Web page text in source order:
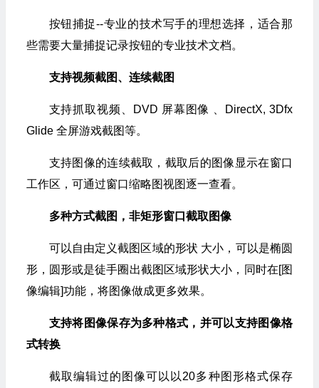
按钮捕捉--专业的技术写手的理想选择，适合那
些需要大量捕捉记录按钮的专业技术文档。
支持视频截图、连续截图
支持抓取视频、DVD 屏幕图像 、DirectX, 3Dfx
Glide 全屏游戏截图等。
支持图像的连续截取，截取后的图像显示在窗口
工作区，可通过窗口缩略图视图逐一查看。
多种方式截图，非矩形窗口截取图像
可以自由定义截图区域的形状 大小，可以是椭圆
形，圆形或是徒手圈出截图区域形状大小，同时在[图
像编辑]功能，将图像做成更多效果。
支持将图像保存为多种格式，并可以支持图像格
式转换
截取编辑过的图像可以以20多种图形格式保存